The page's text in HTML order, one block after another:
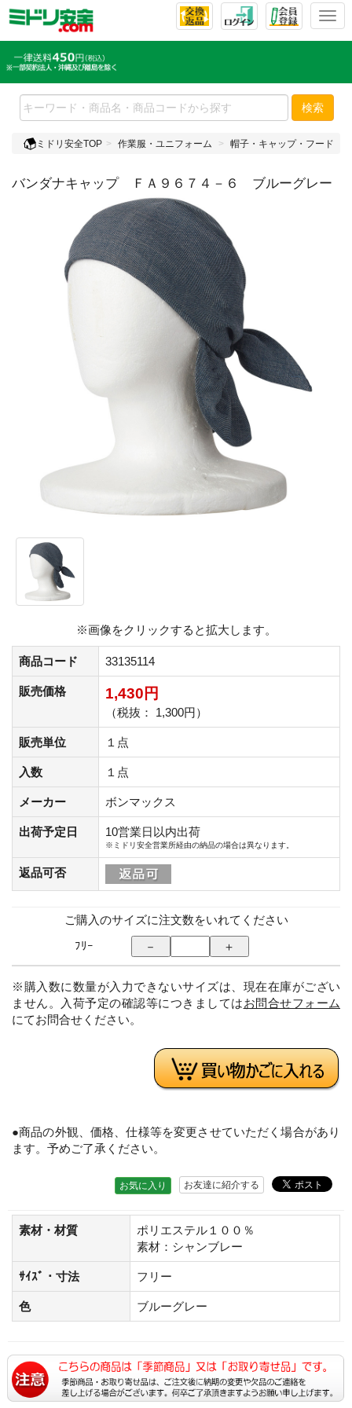
T
l
e
n
v
g
検索
ミドリ安全TOP 作業服・ユニフォーム 帽子・キャップ・フード
バンダナキャップ ＦＡ９６７４－６ ブルーグレー
※画像をクリックすると拡大します。
商品コード 33135114
販売価格 1,430円
（税抜： 1,300円）
販売単位 １点
入数 １点
メーカー ボンマックス
出荷予定日 10営業日以内出荷
※ミドリ安全営業所経由の納品の場合は異なります。
返品可否
ご購入のサイズに注文数をいれてください
ﾌﾘｰ
※購入数に数量が入力できないサイズは、現在在庫がござい
ません。入荷予定の確認等につきましてはお問合せフォーム
にてお問合せください。
●商品の外観、価格、仕様等を変更させていただく場合があり
ます。予めご了承ください。
お友達に紹介する
お気に入り
素材・材質
ポリエステル１００％
素材：シャンブレー
ｻｲｽﾞ・寸法 フリー
色 ブルーグレー